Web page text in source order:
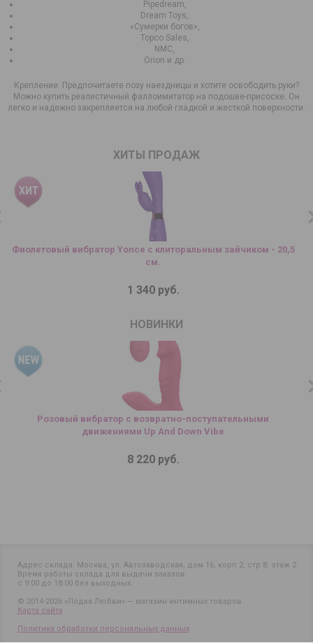
Pipedream,
Dream Toys,
«Сумерки богов»,
Topco Sales,
NMC,
Orion и др.
Крепление. Предпочитаете позу наездницы и хотите освободить руки?
Можно купить реалистичный фаллоимитатор на подошве-присоске. Он
легко и надежно закрепляется на любой гладкой и жесткой поверхности.
ХИТЫ ПРОДАЖ
Фиолетовый вибратор Yonce с клиторальным зайчиком - 20,5
см.
1 340 руб.
НОВИНКИ
Розовый вибратор с возвратно-поступательными
движениями Up And Down Vibe
8 220 руб.
Адрес склада: Москва, ул. Автозаводская, дом 16, корп 2, стр 8, этаж 2
Время работы склада для выдачи заказов:
с 9:00 до 18:00 без выходных.
© 2014-2026 «Лодка Любви» — магазин интимных товаров
Карта сайта
Политика обработки персональных данных